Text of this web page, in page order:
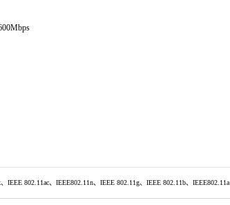
IEEE 802.11ac、IEEE802.11n、IEEE 802.11g、IEEE 802.11b、IEEE802.11a